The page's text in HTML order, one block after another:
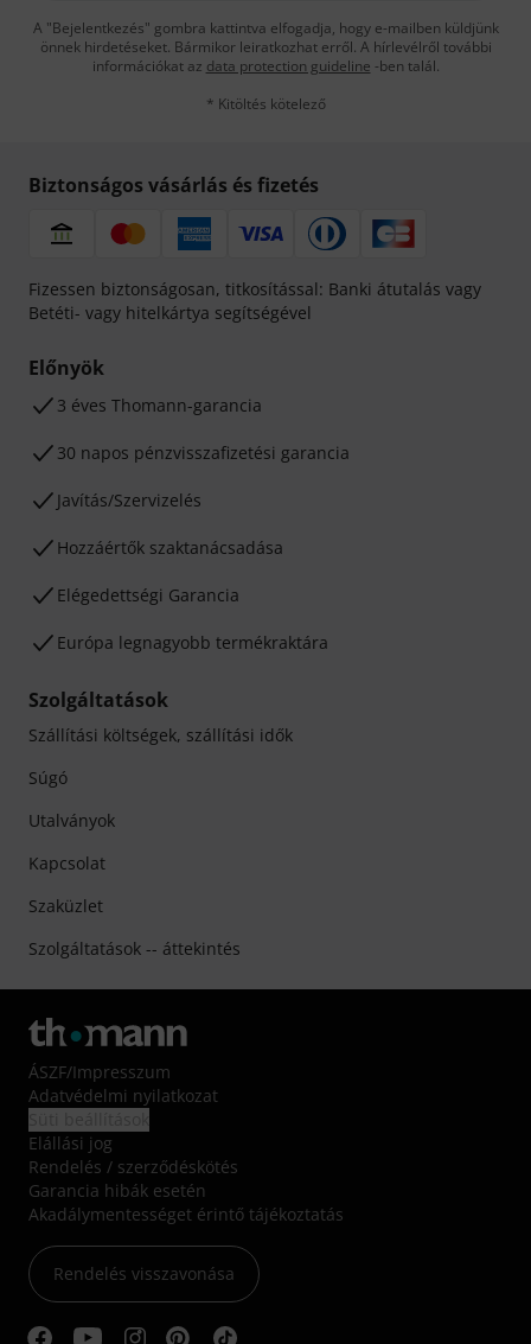
A "Bejelentkezés" gombra kattintva elfogadja, hogy e-mailben küldjünk
önnek hirdetéseket. Bármikor leiratkozhat erről. A hírlevélről további
információkat az data protection guideline -ben talál.
* Kitöltés kötelező
Biztonságos vásárlás és fizetés
Fizessen biztonságosan, titkosítással: Banki átutalás vagy
Betéti- vagy hitelkártya segítségével
Előnyök
3 éves Thomann-garancia
30 napos pénzvisszafizetési garancia
Javítás/Szervizelés
Hozzáértők szaktanácsadása
Elégedettségi Garancia
Európa legnagyobb termékraktára
Szolgáltatások
Szállítási költségek, szállítási idők
Súgó
Utalványok
Kapcsolat
Szaküzlet
Szolgáltatások -- áttekintés
ÁSZF/Impresszum
Adatvédelmi nyilatkozat
Elállási jog
Rendelés / szerződéskötés
Garancia hibák esetén
Akadálymentességet érintő tájékoztatás
Rendelés visszavonása